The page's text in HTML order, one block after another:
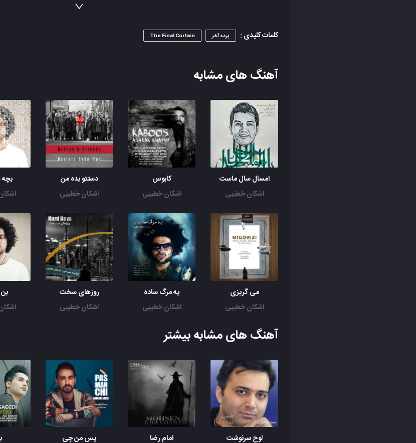
راهم و رفتم
کلمات کلیدی : پرده آخر The Final Curtain
آهنگ های مشابه
امسال سال ماست
اشکان خطیبی
کابوس
اشکان خطیبی
دستتو بده من
اشکان خطیبی
می گریزی
اشکان خطیبی
یه مرگ ساده
اشکان خطیبی
روزهای سخت
اشکان خطیبی
آهنگ های مشابه بیشتر
لوح سرنوشت امام رضا پس من چی